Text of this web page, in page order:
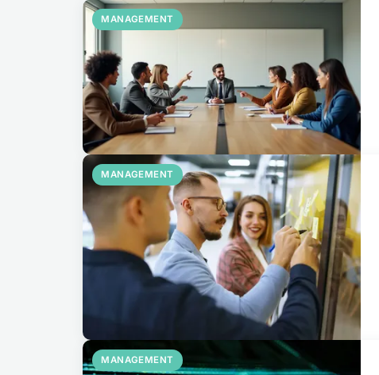
MANAGEMENT
MANAGEMENT
MANAGEMENT